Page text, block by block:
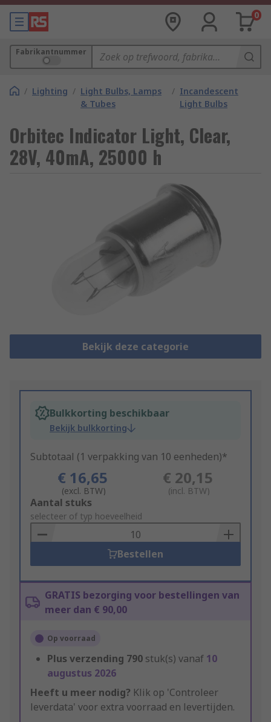
0
Fabrikantnummer
/ Lighting / Light Bulbs, Lamps
& Tubes
/ Incandescent
Light Bulbs
Orbitec Indicator Light, Clear,
28V, 40mA, 25000 h
Bekijk deze categorie
Bulkkorting beschikbaar
Bekijk bulkkorting
Subtotaal (1 verpakking van 10 eenheden)*
€ 16,65
(excl. BTW)
€ 20,15
(incl. BTW)
Add
to
Basket
Aantal stuks
selecteer of typ hoeveelheid
Bestellen
GRATIS bezorging voor bestellingen van
meer dan € 90,00
Op voorraad
Plus verzending 790 stuk(s) vanaf 10
augustus 2026
Heeft u meer nodig? Klik op 'Controleer
leverdata' voor extra voorraad en levertijden.